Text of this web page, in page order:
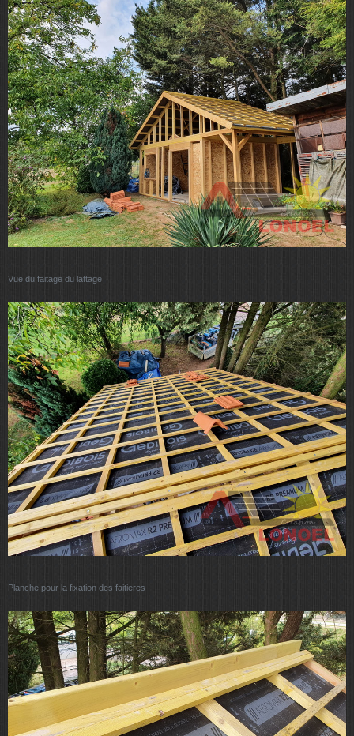
Vue du faitage du lattage
Planche pour la fixation des faitieres